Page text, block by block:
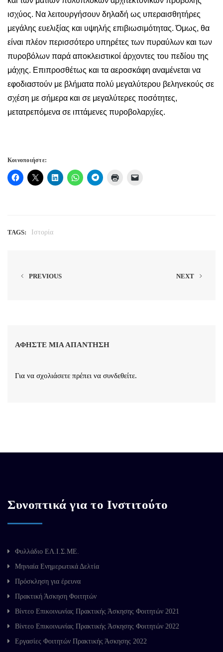
ισχύος. Να λειτουργήσουν δηλαδή ως υπεραισθητήρες
μεγάλης ευελιξίας και υψηλής επιβιωσιμότητας. Όμως, θα
είναι πλέον περισσότερο υπηρέτες των πυραύλων και των
πυροβόλων παρά αποκλειστικοί άρχοντες του πεδίου της
μάχης. Επιπροσθέτως και τα αεροσκάφη αναμένεται να
εφοδιαστούν με βλήματα πολύ μεγαλύτερου βεληνεκούς σε
σχέση με σήμερα και σε μεγαλύτερες ποσότητες,
μετατρεπόμενα σε ιπτάμενες πυροβολαρχίες.
Κοινοποιήστε:
TAGS: Ιστορία
PREVIOUS NEXT
ΑΦΉΣΤΕ ΜΙΑ ΑΠΆΝΤΗΣΗ
Για να σχολιάσετε πρέπει να συνδεθείτε.
Συνοπτικά για το Ινστιτούτο
Φυλλάδιο ΕΛ.Ι.Σ.ΜΕ.
Μηνιαία Ενημερωτικά Δελτία
Πρόσκληση για έρευνα
Πρακτική Άσκηση Φοιτητών
Βίντεο Επικοινωνίας Πρακτικής Άσκησης Φοιτητών 2021
Βίντεο Επικοινωνίας Πρακτικής Άσκησης Φοιτητών 2022
Εργασίες Φοιτητών Πρακτικής Άσκησης 2022